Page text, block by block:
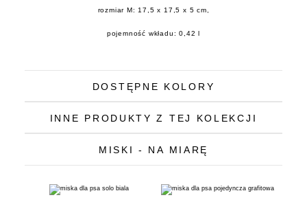
rozmiar M: 17,5 x 17,5 x 5 cm,
pojemność wkładu: 0,42 l
DOSTĘPNE KOLORY
INNE PRODUKTY Z TEJ KOLEKCJI
MISKI - NA MIARĘ